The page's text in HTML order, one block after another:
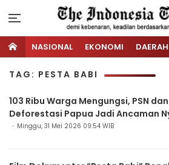
NASIONAL EKONOMI DAERAH
TAG: PESTA BABI
103 Ribu Warga Mengungsi, PSN dan
Deforestasi Papua Jadi Ancaman
Minggu, 31 Mei 2026 09:54 WIB